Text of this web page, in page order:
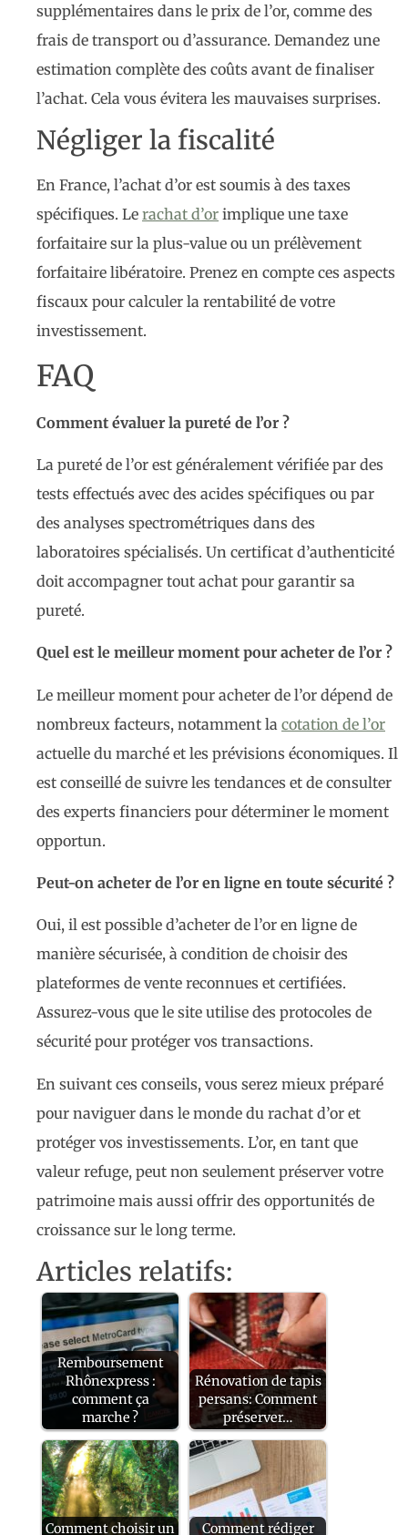
supplémentaires dans le prix de l’or, comme des
frais de transport ou d’assurance. Demandez une
estimation complète des coûts avant de finaliser
l’achat. Cela vous évitera les mauvaises surprises.
Négliger la fiscalité
En France, l’achat d’or est soumis à des taxes
spécifiques. Le rachat d’or implique une taxe
forfaitaire sur la plus-value ou un prélèvement
forfaitaire libératoire. Prenez en compte ces aspects
fiscaux pour calculer la rentabilité de votre
investissement.
FAQ
Comment évaluer la pureté de l’or ?
La pureté de l’or est généralement vérifiée par des
tests effectués avec des acides spécifiques ou par
des analyses spectrométriques dans des
laboratoires spécialisés. Un certificat d’authenticité
doit accompagner tout achat pour garantir sa
pureté.
Quel est le meilleur moment pour acheter de l’or ?
Le meilleur moment pour acheter de l’or dépend de
nombreux facteurs, notamment la cotation de l’or
actuelle du marché et les prévisions économiques. Il
est conseillé de suivre les tendances et de consulter
des experts financiers pour déterminer le moment
opportun.
Peut-on acheter de l’or en ligne en toute sécurité ?
Oui, il est possible d’acheter de l’or en ligne de
manière sécurisée, à condition de choisir des
plateformes de vente reconnues et certifiées.
Assurez-vous que le site utilise des protocoles de
sécurité pour protéger vos transactions.
En suivant ces conseils, vous serez mieux préparé
pour naviguer dans le monde du rachat d’or et
protéger vos investissements. L’or, en tant que
valeur refuge, peut non seulement préserver votre
patrimoine mais aussi offrir des opportunités de
croissance sur le long terme.
Articles relatifs:
Remboursement
Rhônexpress :
comment ça
marche ?
Rénovation de tapis
persans: Comment
préserver…
Comment choisir un Comment rédiger